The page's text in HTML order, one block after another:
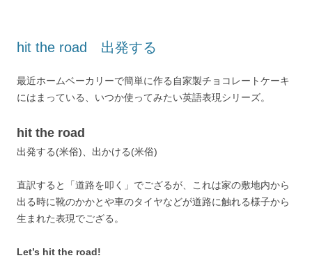
hit the road 出発する
最近ホームベーカリーで簡単に作る自家製チョコレートケーキ
にはまっている、いつか使ってみたい英語表現シリーズ。
hit the road
出発する(米俗)、出かける(米俗)
直訳すると「道路を叩く」でござるが、これは家の敷地内から
出る時に靴のかかとや車のタイヤなどが道路に触れる様子から
生まれた表現でござる。
Let’s hit the road!